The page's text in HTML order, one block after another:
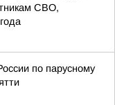
СВО,
по парусному